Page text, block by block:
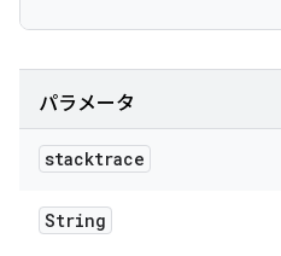
パラメータ
stacktrace
String